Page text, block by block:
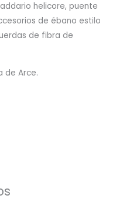
helicore, puente
de ébano estilo
de fibra de
de Arce.